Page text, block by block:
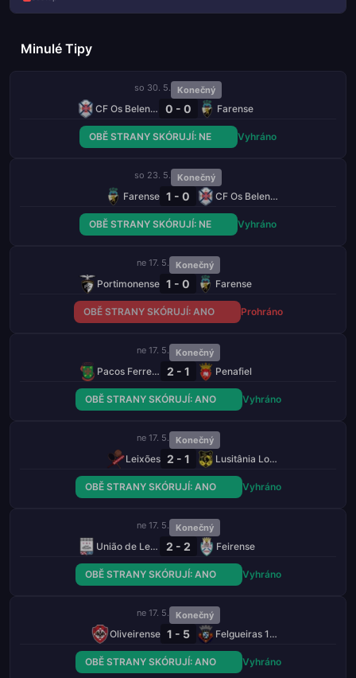
Minulé Tipy
so 30. 5. Konečný
CF Os Belenenses 0 - 0 Farense
OBĚ STRANY SKÓRUJÍ: NE Vyhráno
so 23. 5. Konečný
Farense 1 - 0 CF Os Belenenses
OBĚ STRANY SKÓRUJÍ: NE Vyhráno
ne 17. 5. Konečný
Portimonense 1 - 0 Farense
OBĚ STRANY SKÓRUJÍ: ANO Prohráno
ne 17. 5. Konečný
Pacos Ferreira 2 - 1 Penafiel
OBĚ STRANY SKÓRUJÍ: ANO Vyhráno
ne 17. 5. Konečný
Leixões 2 - 1 Lusitânia Lourosa
OBĚ STRANY SKÓRUJÍ: ANO Vyhráno
ne 17. 5. Konečný
União de Leiria 2 - 2 Feirense
OBĚ STRANY SKÓRUJÍ: ANO Vyhráno
ne 17. 5. Konečný
Oliveirense 1 - 5 Felgueiras 1932
OBĚ STRANY SKÓRUJÍ: ANO Vyhráno